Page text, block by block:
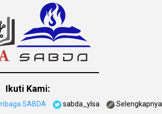
Ikuti Kami:
SABDA sabda_ylsa Selengkapnya